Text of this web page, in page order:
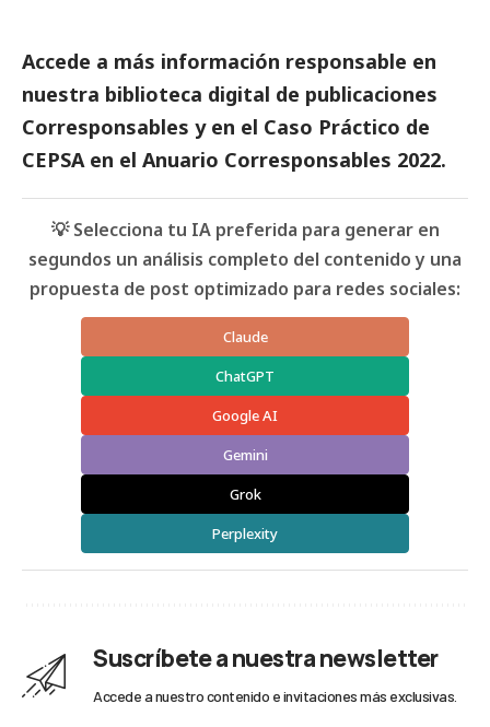
Accede a más información responsable en
nuestra biblioteca digital de publicaciones
Corresponsables y en el Caso Práctico de
CEPSAen el Anuario Corresponsables 2022.
💡 Selecciona tu IA preferida para generar en
segundos un análisis completo del contenido y una
propuesta de post optimizado para redes sociales:
Claude
ChatGPT
Google AI
Gemini
Grok
Perplexity
Suscríbete a nuestra newsletter
Accede a nuestro contenido e invitaciones más exclusivas.